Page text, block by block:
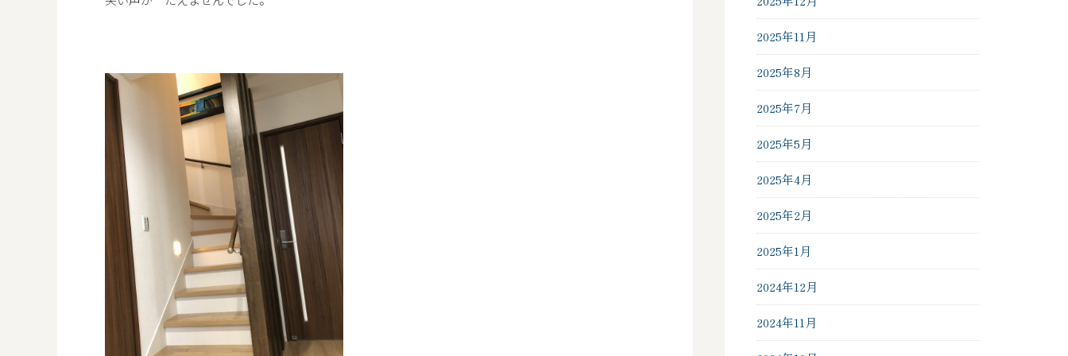
2025年11月
2025年8月
2025年7月
2025年5月
2025年4月
2025年2月
2025年1月
2024年12月
2024年11月